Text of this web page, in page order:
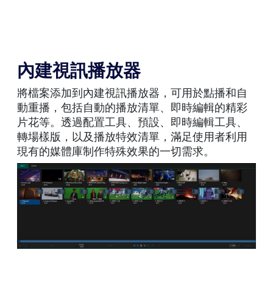
內建視訊播放器
將檔案添加到內建視訊播放器，可用於點播和自
動重播，包括自動的播放清單、即時編輯的精彩
片花等。透過配置工具、預設、即時編輯工具、
轉場樣版，以及播放特效清單，滿足使用者利用
現有的媒體庫制作特殊效果的一切需求。